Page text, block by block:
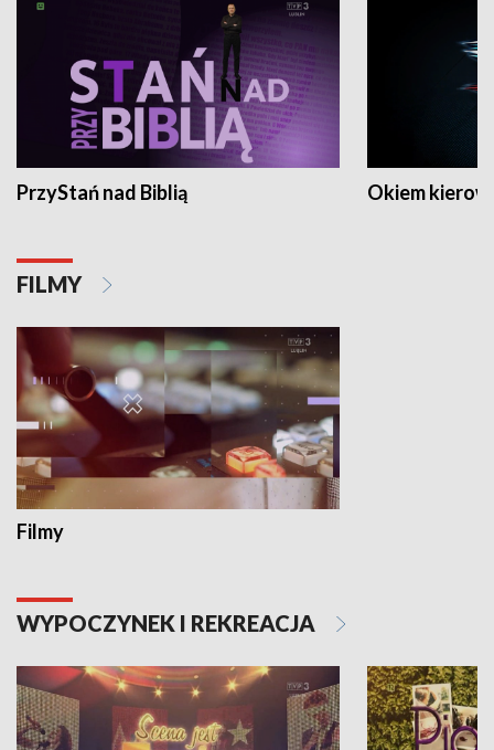
PrzyStań nad Biblią Okiem
FILMY
Filmy
WYPOCZYNEK I REKREACJA